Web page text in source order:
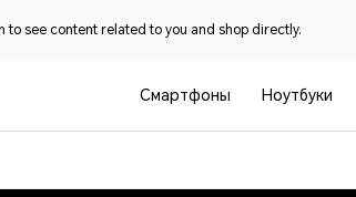
to see content related to you and shop directly.
Смартфоны Ноутбуки